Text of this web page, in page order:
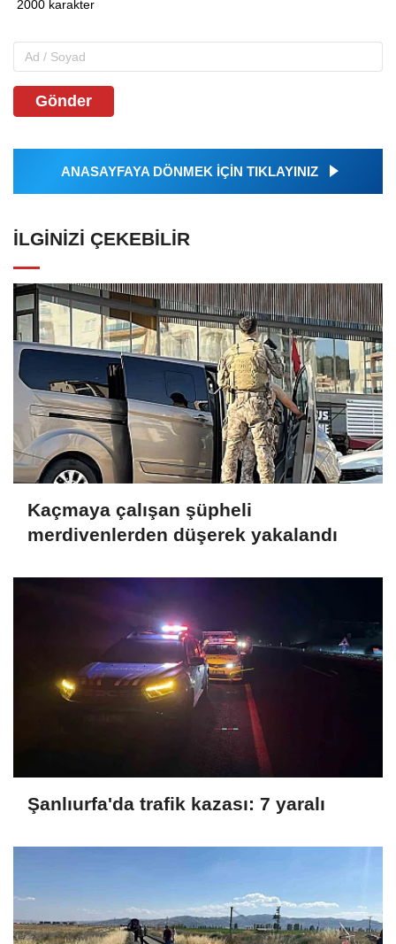
Gönder
ANASAYFAYA DÖNMEK İÇİN TIKLAYINIZ
İLGINIZI ÇEKEBILIR
Kaçmaya çalışan şüpheli
merdivenlerden düşerek yakalandı
Şanlıurfa'da trafik kazası: 7 yaralı